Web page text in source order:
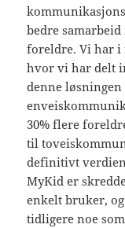
bedre
foreldre. Vi har
hvor vi har delt
denne
30% flere
til
definitivt
MyKid er
enkelt bruker,
tidligere noe